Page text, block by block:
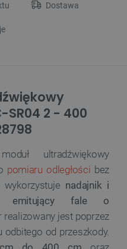
Dostawa
SR04 2 - 400
ultradźwiękowy
pomiaru odległości bez
nadajnik i
emitujący fale o
realizowany jest poprzez
odbitego od przeszkody.